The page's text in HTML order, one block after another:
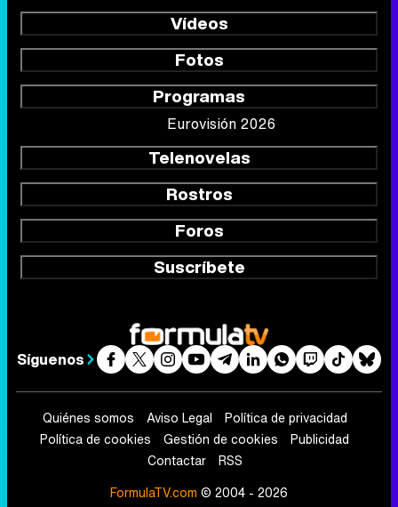
Vídeos
Fotos
Programas
Eurovisión 2026
Telenovelas
Rostros
Foros
Suscríbete
Síguenos
Quiénes somos Aviso Legal
Política de privacidad
Política de cookies
Gestión de cookies
Publicidad
Contactar
RSS
FormulaTV.com © 2004 - 2026